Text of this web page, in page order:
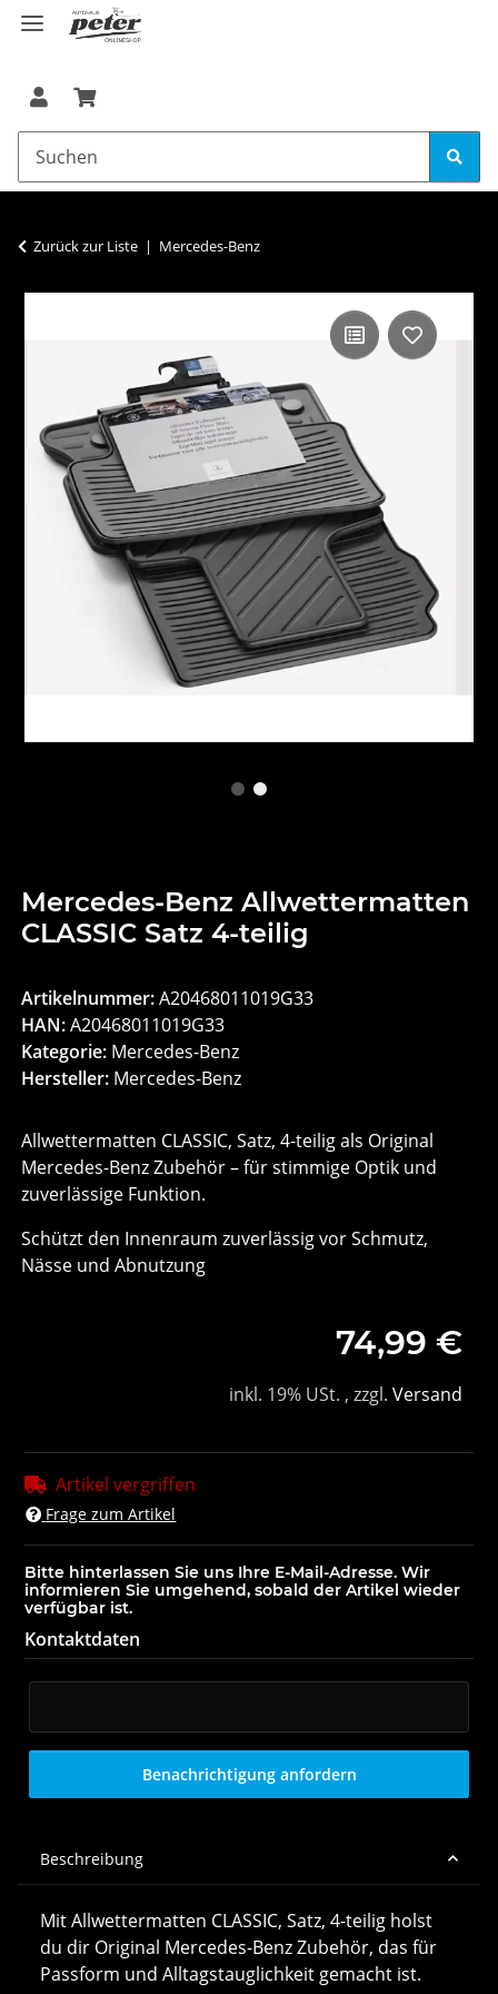
Zurück zur Liste Mercedes-Benz
Mercedes-Benz Allwettermatten
CLASSIC Satz 4-teilig
Artikelnummer:A20468011019G33
HAN:A20468011019G33
Kategorie: Mercedes-Benz
Hersteller: Mercedes-Benz
Allwettermatten CLASSIC, Satz, 4-teilig als Original
Mercedes-Benz Zubehör – für stimmige Optik und
zuverlässige Funktion.
Schützt den Innenraum zuverlässig vor Schmutz,
Nässe und Abnutzung
74,99 €
inkl. 19% USt. , zzgl. Versand
Artikel vergriffen
Frage zum Artikel
Bitte hinterlassen Sie uns Ihre E-Mail-Adresse. Wir
informieren Sie umgehend, sobald der Artikel wieder
verfügbar ist.
Kontaktdaten
Benachrichtigung anfordern
Beschreibung
Mit Allwettermatten CLASSIC, Satz, 4-teilig holst
du dir Original Mercedes-Benz Zubehör, das für
Passform und Alltagstauglichkeit gemacht ist.